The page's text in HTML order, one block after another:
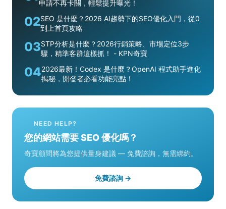
申請不再卡關，輕鬆提升曝光！
02SEO 是什麼？2026 AI趨勢下的SEO優化入門，從0
到上首頁攻略
03STP分析是什麼？2026行銷策略、市場定位3步
驟，精準客群這樣抓！ - KPN奇寶
042026最新！Codex 是什麼？OpenAI 程式助手進化
揭秘，開發者必看功能亮點！
NEED HELP?
您的網站需要 SEO 優化嗎？
奇寶顧問將為您提供量身建議 — 免費諮詢，無需綁約。
免費諮詢 →